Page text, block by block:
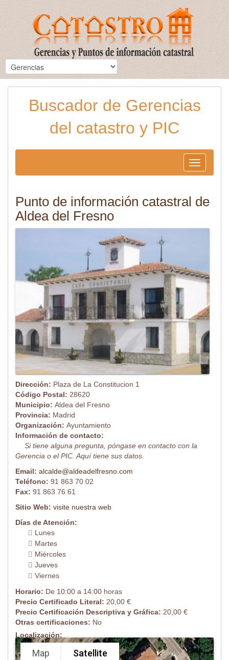
Buscador de Gerencias
del catastro y PIC
Toggle
navigation
Punto de información catastral de
Aldea del Fresno
Dirección: Plaza de La Constitucion 1
Código Postal: 28620
Municipio: Aldea del Fresno
Provincia: Madrid
Organización: Ayuntamiento
Información de contacto:
Si tiene alguna pregunta, póngase en contacto con la
Gerencia o el PIC. Aquí tiene sus datos.
Email: alcalde@aldeadelfresno.com
Teléfono: 91 863 70 02
Fax: 91 863 76 61
Sitio Web: visite nuestra web
Días de Atención:
Lunes
Martes
Miércoles
Jueves
Viernes
Horario: De 10:00 a 14:00 horas
Precio Certificado Literal: 20,00 €
Precio Certificación Descriptiva y Gráfica: 20,00 €
Otras certificaciones: No
Localización:
Map Satellite